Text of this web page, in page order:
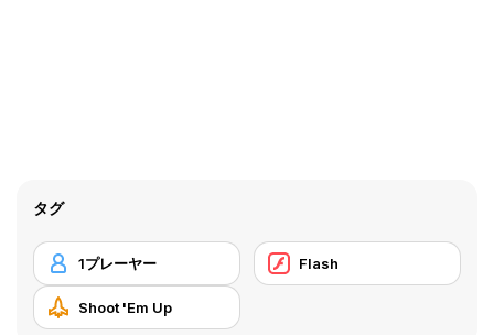
タグ
1プレーヤー Flash
Shoot 'Em Up